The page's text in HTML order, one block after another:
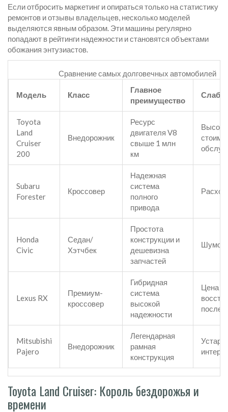
Если отбросить маркетинг и опираться только на статистику
ремонтов и отзывы владельцев, несколько моделей
выделяются явным образом. Эти машины регулярно
попадают в рейтинги надежности и становятся объектами
обожания энтузиастов.
Сравнение самых долговечных автомобилей
Модель Класс
Главное
преимущество
Toyota
Land
Cruiser
200
Внедорожник
Ресурс
двигателя V8
свыше 1 млн
км
Subaru
Forester
Кроссовер
Надежная
система
полного
привода
Honda
Civic
Седан/
Хэтчбек
Простота
конструкции и
дешевизна
запчастей
Lexus RX
Премиум-
кроссовер
Гибридная
система
высокой
надежности
Цена
после
Mitsubishi
Pajero
Внедорожник
Легендарная
рамная
конструкция
Toyota Land Cruiser: Король бездорожья и
времени